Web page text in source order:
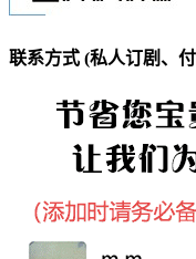
联系方式 (私人订剧、